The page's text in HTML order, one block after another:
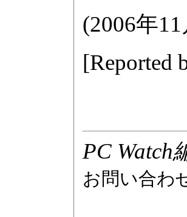
(2006年11
[Reported
PC Watch
お問い合わ